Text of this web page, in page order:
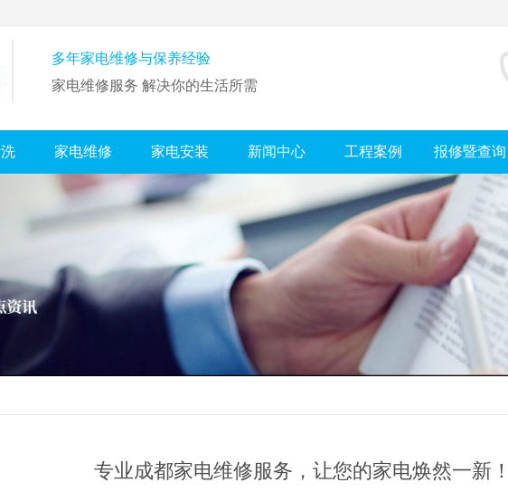
多年家电维修与保养经验
家电维修服务 解决你的生活所需
家电维修 家电安装 新闻中心 工程案例 报修暨查询
专业成都家电维修服务，让您的家电焕然一新！